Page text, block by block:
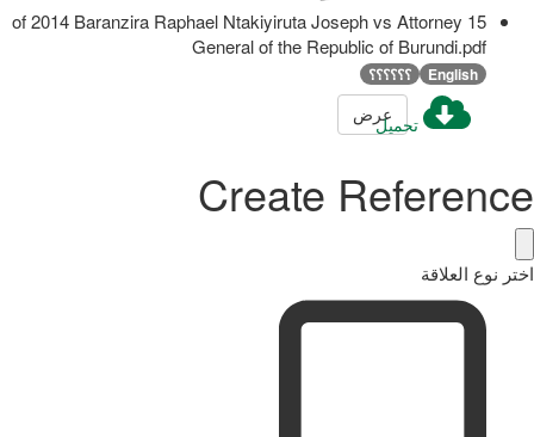
15 of 2014 Baranzira Raphael Ntakiyiruta Joseph vs Attorney
General of the Republic of Burundi.pdf
English ؟؟؟؟؟؟
تحميلعرض
Create Reference
اختر نوع العلاقة